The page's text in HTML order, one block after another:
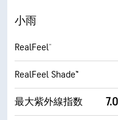
小雨
RealFeel®
RealFeel Shade™
最大紫外線指数